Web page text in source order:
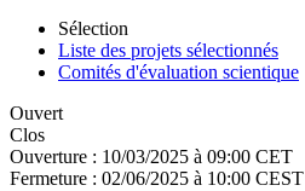
Sélection
Liste des projets sélectionnés
Comités d'évaluation scientique
Ouvert
Clos
Ouverture : 10/03/2025 à 09:00 CET
Fermeture : 02/06/2025 à 10:00 CEST